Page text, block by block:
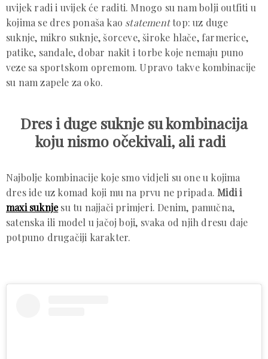
uvijek radi i uvijek će raditi. Mnogo su nam bolji outfiti u
kojima se dres ponaša kao statement top: uz duge
suknje, mikro suknje, šorceve, široke hlače, farmerice,
patike, sandale, dobar nakit i torbe koje nemaju puno
veze sa sportskom opremom. Upravo takve kombinacije
su nam zapele za oko.
Dres i duge suknje su kombinacija
koju nismo očekivali, ali radi
Najbolje kombinacije koje smo vidjeli su one u kojima
dres ide uz komad koji mu na prvu ne pripada.Midi i
maxi suknje su tu najjači primjeri. Denim, pamučna,
satenska ili model u jačoj boji, svaka od njih dresu daje
potpuno drugačiji karakter.